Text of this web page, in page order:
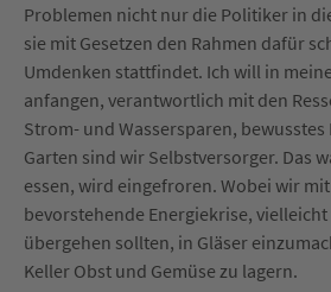
Problemen nicht nur die Politiker in
sie mit Gesetzen den Rahmen dafür
Umdenken stattfindet. Ich will in
anfangen, verantwortlich mit den
Strom- und Wassersparen,
Garten sind wir Selbstversorger. Das
essen, wird eingefroren. Wobei wir
bevorstehende Energiekrise,
übergehen sollten, in Gläser
Keller Obst und Gemüse zu lagern.